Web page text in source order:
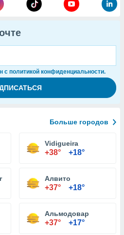
с политикой конфиденциальности.
Больше городов
Vidigueira
+38° +18°
Алвито
+37° +18°
Альмодовар
+37° +17°